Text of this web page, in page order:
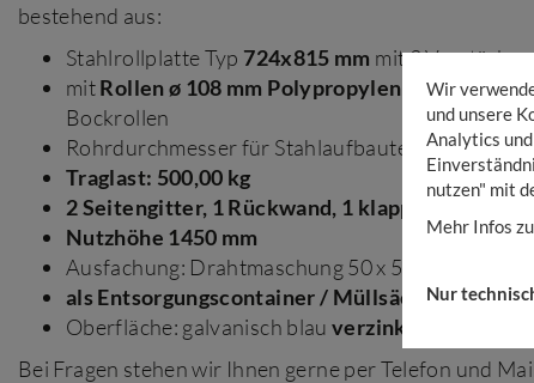
bestehend aus:
Stahlrollplatte Typ 724x815 mm mit 2
mitRollen ø 108 mm Polypropylen , 2
Bockrollen
Rohrdurchmesser für Stahlaufbauten mit Rohr-Ø
Traglast: 500,00 kg
2 Seitengitter, 1 Rückwand, 1 klappbarer
Nutzhöhe 1450 mm
Ausfachung: Drahtmaschung 50 x 50 x 4 mm
als Entsorgungscontainer / Müllsäcke bestens
Oberfläche: galvanisch blau verzinkt
Bei Fragen stehen wir Ihnen gerne per Telefon und
Wir
und unsere
Analytics
nutzen" mit
Mehr Infos
Nur